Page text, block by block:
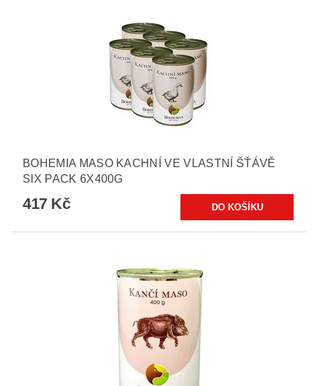
BOHEMIA MASO KACHNÍ VE VLASTNÍ ŠŤÁVĚ
SIX PACK 6X400G
417 Kč